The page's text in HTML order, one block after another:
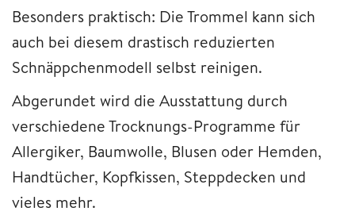
Besonders praktisch: Die Trommel kann sich
auch bei diesem drastisch reduzierten
Schnäppchenmodell selbst reinigen.
Abgerundet wird die Ausstattung durch
verschiedene Trocknungs-Programme für
Allergiker, Baumwolle, Blusen oder Hemden,
Handtücher, Kopfkissen, Steppdecken und
vieles mehr.